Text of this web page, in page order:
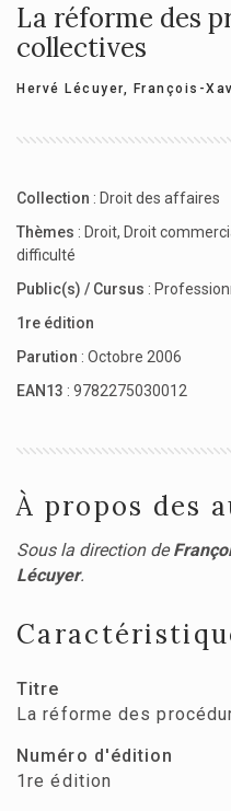
La réforme des
collectives
Hervé Lécuyer, François-
Collection : Droit des affaires
Thèmes : Droit, Droit
difficulté
Public(s) / Cursus :
1re édition
Parution : Octobre 2006
EAN13 : 9782275030012
À propos des
Sous la direction de
Lécuyer.
Titre
La réforme des
Numéro d'édition
1re édition